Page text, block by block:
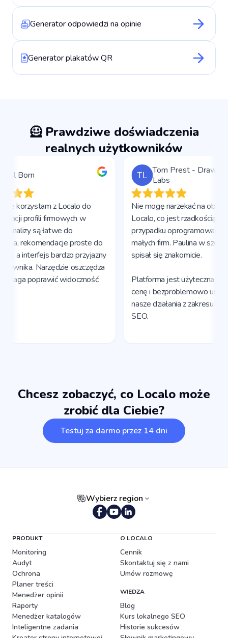
Generator odpowiedzi na opinie
Generator plakatów QR
🦸 Prawdziwe doświadczenia
realnych użytkowników
Chcesz zobaczyć, co Localo może
zrobić dla Ciebie?
Testuj za darmo przez 14 dni
Wybierz region
PRODUKT
Monitoring
Audyt
Ochrona
Planer treści
Menedżer opinii
Raporty
Menedżer katalogów
Inteligentne zadania
O LOCALO
Cennik
Skontaktuj się z nami
Umów rozmowę
WIEDZA
Blog
Kurs lokalnego SEO
Historie sukcesów